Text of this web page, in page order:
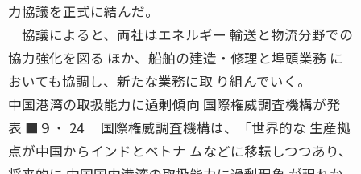
力協議を正式に結んだ。
協議によると、両社はエネルギー 輸送と物流分野での
協力強化を図る ほか、船舶の建造・修理と埠頭業務 に
おいても協調し、新たな業務に取 り組んでいく。
中国港湾の取扱能力に過剰傾向 国際権威調査機構が発
表 ■９・ 24 国際権威調査機構は、「世界的な 生産拠
点が中国からインドとベトナ ムなどに移転しつつあり、